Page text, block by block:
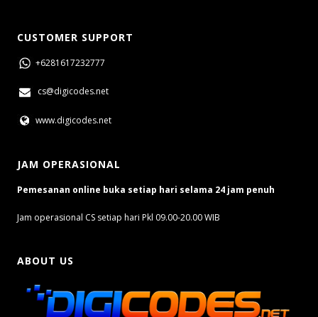
CUSTOMER SUPPORT
+6281617232777
cs@digicodes.net
www.digicodes.net
JAM OPERASIONAL
Pemesanan online buka setiap hari selama 24 jam penuh
Jam operasional CS setiap hari Pkl 09.00-20.00 WIB
ABOUT US